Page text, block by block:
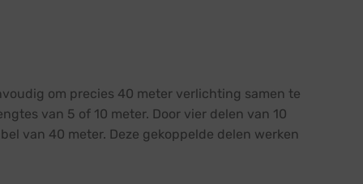
om precies 40 meter verlichting samen te
van 5 of 10 meter. Door vier delen van 10
van 40 meter. Deze gekoppelde delen werken